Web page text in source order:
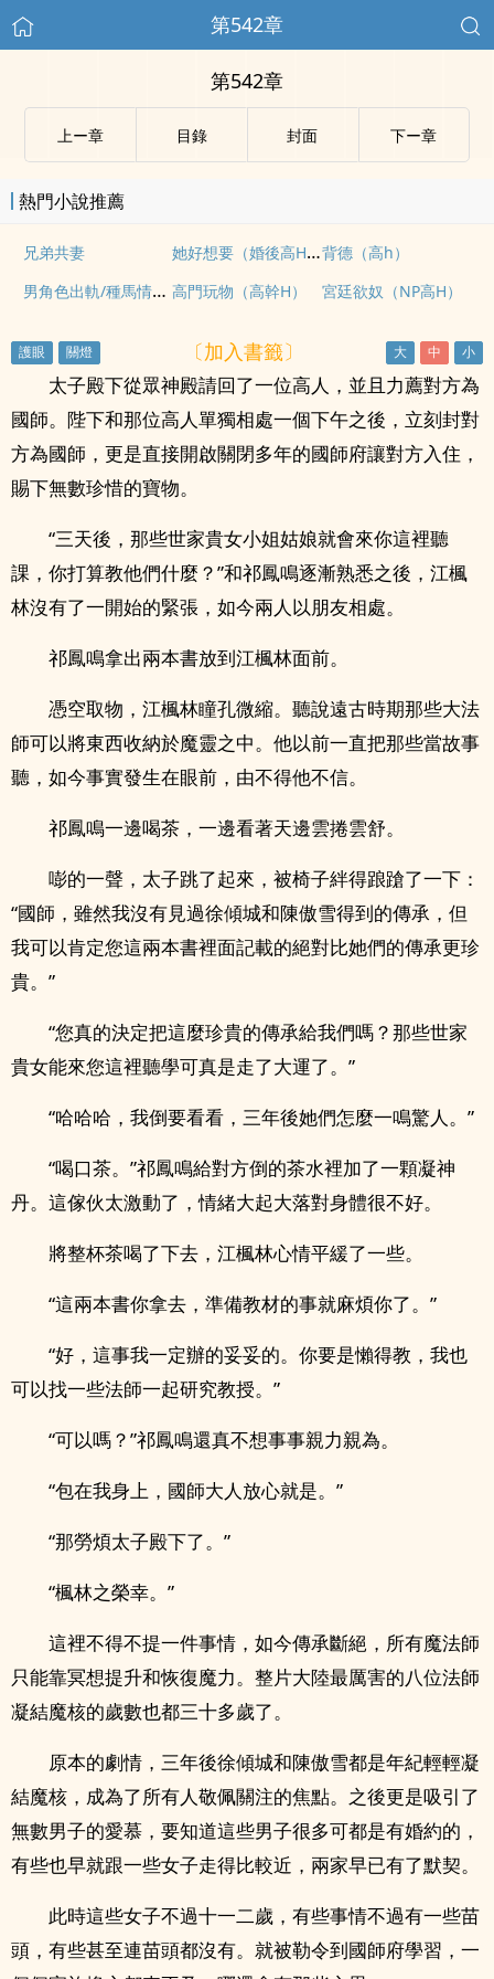
第542章
第542章
上ー章 目錄 封面 下ー章
熱門小說推薦
兄弟共妻 她好想要（婚後高H）背德（高h）
男角色出軌/種馬情節 推文/排雷 高門玩物（高幹H） 宮廷欲奴（NP高H）
〔加入書籤〕
太子殿下從眾神殿請回了一位高人，並且力薦對方為
國師。陛下和那位高人單獨相處一個下午之後，立刻封對
方為國師，更是直接開啟關閉多年的國師府讓對方入住，
賜下無數珍惜的寶物。
“三天後，那些世家貴女小姐姑娘就會來你這裡聽
課，你打算教他們什麼？”和祁鳳鳴逐漸熟悉之後，江楓
林沒有了一開始的緊張，如今兩人以朋友相處。
祁鳳鳴拿出兩本書放到江楓林面前。
憑空取物，江楓林瞳孔微縮。聽說遠古時期那些大法
師可以將東西收納於魔靈之中。他以前一直把那些當故事
聽，如今事實發生在眼前，由不得他不信。
祁鳳鳴一邊喝茶，一邊看著天邊雲捲雲舒。
嘭的一聲，太子跳了起來，被椅子絆得踉蹌了一下：
“國師，雖然我沒有見過徐傾城和陳傲雪得到的傳承，但
我可以肯定您這兩本書裡面記載的絕對比她們的傳承更珍
貴。”
“您真的決定把這麼珍貴的傳承給我們嗎？那些世家
貴女能來您這裡聽學可真是走了大運了。”
“哈哈哈，我倒要看看，三年後她們怎麼一鳴驚人。”
“喝口茶。”祁鳳鳴給對方倒的茶水裡加了一顆凝神
丹。這傢伙太激動了，情緒大起大落對身體很不好。
將整杯茶喝了下去，江楓林心情平緩了一些。
“這兩本書你拿去，準備教材的事就麻煩你了。”
“好，這事我一定辦的妥妥的。你要是懶得教，我也
可以找一些法師一起研究教授。”
“可以嗎？”祁鳳鳴還真不想事事親力親為。
“包在我身上，國師大人放心就是。”
“那勞煩太子殿下了。”
“楓林之榮幸。”
這裡不得不提一件事情，如今傳承斷絕，所有魔法師
只能靠冥想提升和恢復魔力。整片大陸最厲害的八位法師
凝結魔核的歲數也都三十多歲了。
原本的劇情，三年後徐傾城和陳傲雪都是年紀輕輕凝
結魔核，成為了所有人敬佩關注的焦點。之後更是吸引了
無數男子的愛慕，要知道這些男子很多可都是有婚約的，
有些也早就跟一些女子走得比較近，兩家早已有了默契。
此時這些女子不過十一二歲，有些事情不過有一些苗
頭，有些甚至連苗頭都沒有。就被勒令到國師府學習，一